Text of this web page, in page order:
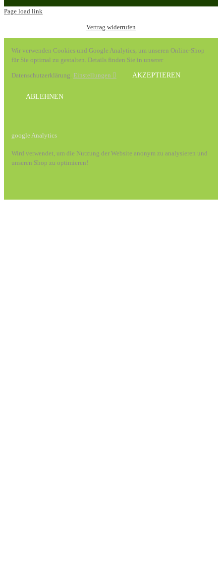
Page load link
Vertrag widerrufen
Wir verwenden Cookies und Google Analytics, um unseren Online-Shop
für Sie optimal zu gestalten. Details finden Sie in unserer
Datenschutzerklärung. Einstellungen AKZEPTIEREN
ABLEHNEN
google Analytics
Wird verwendet, um die Nutzung der Website anonym zu analysieren und
unseren Shop zu optimieren!